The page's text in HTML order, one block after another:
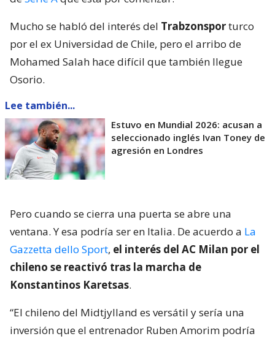
Mucho se habló del interés del Trabzonsporturco
por el ex Universidad de Chile, pero el arribo de
Mohamed Salah hace difícil que también llegue
Osorio.
Lee también...
Estuvo en Mundial 2026: acusan a
seleccionado inglés Ivan Toney de
agresión en Londres
Pero cuando se cierra una puerta se abre una
ventana. Y esa podría ser en Italia. De acuerdo a La
Gazzetta dello Sport, el interés del AC Milan por el
chileno se reactivó tras la marcha de
Konstantinos Karetsas.
“El chileno del Midtjylland es versátil y sería una
inversión que el entrenador Ruben Amorim podría